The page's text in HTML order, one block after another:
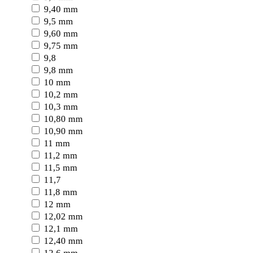
9,40 mm
9,5 mm
9,60 mm
9,75 mm
9,8
9,8 mm
10 mm
10,2 mm
10,3 mm
10,80 mm
10,90 mm
11 mm
11,2 mm
11,5 mm
11,7
11,8 mm
12 mm
12,02 mm
12,1 mm
12,40 mm